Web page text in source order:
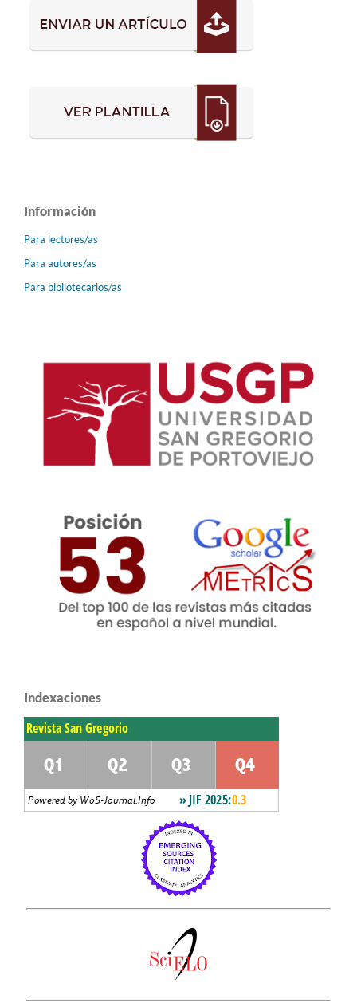
Información
Para lectores/as
Para autores/as
Para bibliotecarios/as
Indexaciones